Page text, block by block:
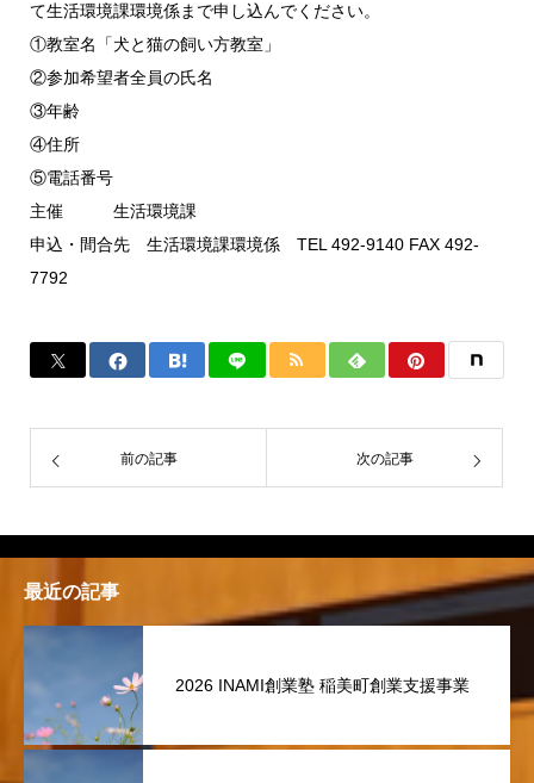
て生活環境課環境係まで申し込んでください。
①教室名「犬と猫の飼い方教室」
②参加希望者全員の氏名
③年齢
④住所
⑤電話番号
主催 生活環境課
申込・間合先 生活環境課環境係 TEL 492-9140 FAX 492-
7792
前の記事 次の記事
最近の記事
2026 INAMI創業塾 稲美町創業支援事業